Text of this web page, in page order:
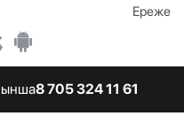
Ереже
8 705 324 11 61